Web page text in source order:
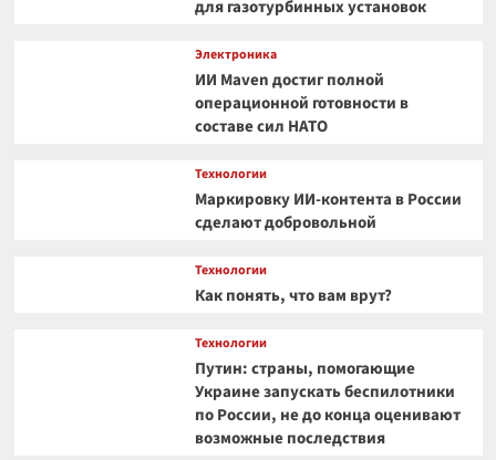
для газотурбинных установок
Электроника
ИИ Maven достиг полной
операционной готовности в
составе сил НАТО
Технологии
Маркировку ИИ-контента в России
сделают добровольной
Технологии
Как понять, что вам врут?
Технологии
Путин: страны, помогающие
Украине запускать беспилотники
по России, не до конца оценивают
возможные последствия